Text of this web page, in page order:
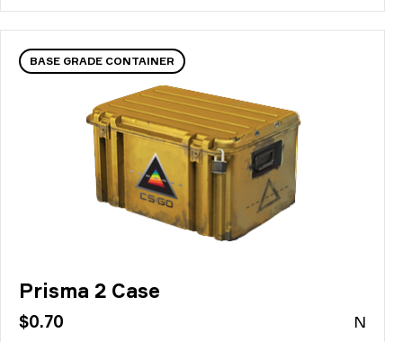
BASE GRADE CONTAINER
Prisma 2 Case
$0.70 N